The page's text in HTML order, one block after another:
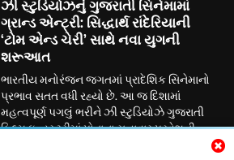
ઝી સ્ટુડિયોઝનું ગુજરાતી સિનેમામાં
ગ્રાન્ડ એન્ટ્રી: સિદ્ધાર્થ રાંદેરિયાની
‘ટોમ એન્ડ ચેરી’ સાથે નવા યુગની
શરૂઆત
ભારતીય મનોરંજન જગતમાં પ્રાદેશિક સિનેમાનો
પ્રભાવ સતત વધી રહ્યો છે. આ જ દિશામાં
મહત્વપૂર્ણ પગલું ભરીને ઝી સ્ટુડિયોઝે ગુજરાતી
ફિલ્મ ઇન્ડસ્ટ્રીમાં પોતાના સત્તાવાર પ્રવેશની